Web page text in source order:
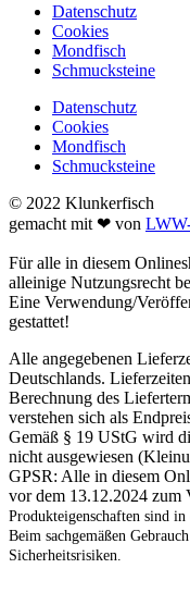
Datenschutz
Cookies
Mondfisch
Schmucksteine
Datenschutz
Cookies
Mondfisch
Schmucksteine
© 2022 Klunkerfisch
gemacht mit ❤ von
Für alle in diesem
alleinige Nutzungsrecht
Eine Verwendung/
gestattet!
Alle angegebenen
Deutschlands.
Berechnung des
verstehen sich als
Gemäß § 19 UStG wird
nicht ausgewiesen
GPSR: Alle in diesem
vor dem 13.12.2024 zum
Produkteigenschaften sind
Beim sachgemäßen
Sicherheitsrisiken.